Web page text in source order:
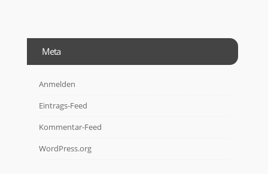
Meta
Anmelden
Eintrags-Feed
Kommentar-Feed
WordPress.org